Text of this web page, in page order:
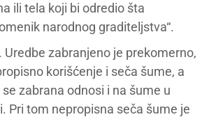
ili tela koji bi odredio šta
narodnog graditeljstva“.
Uredbe zabranjeno je prekomerno,
korišćenje i seča šume, a
zabrana odnosi i na šume u
Pri tom nepropisna seča šume je